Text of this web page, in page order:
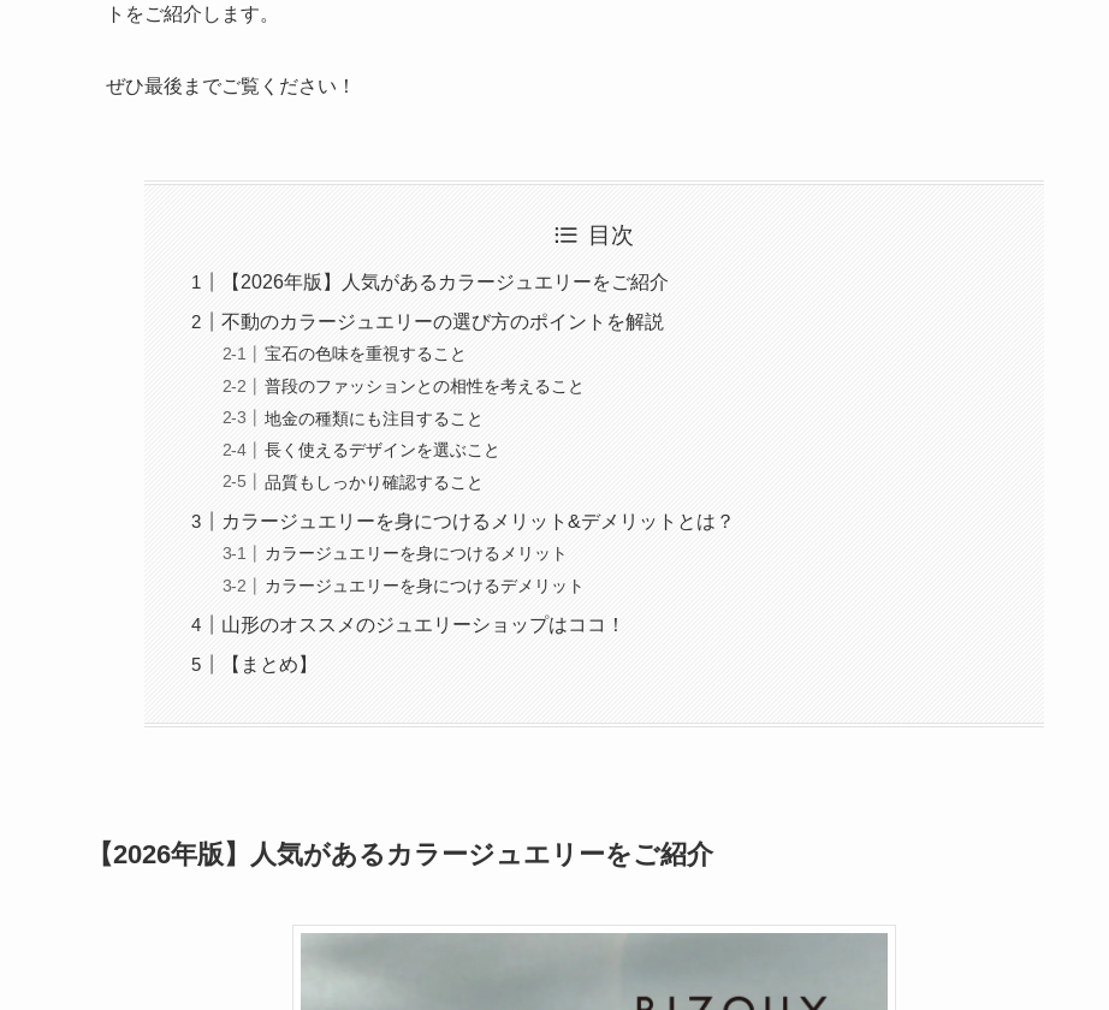
トをご紹介します。
ぜひ最後までご覧ください！
目次
【2026年版】人気があるカラージュエリーをご紹介
不動のカラージュエリーの選び方のポイントを解説
宝石の色味を重視すること
普段のファッションとの相性を考えること
地金の種類にも注目すること
長く使えるデザインを選ぶこと
品質もしっかり確認すること
カラージュエリーを身につけるメリット&デメリットとは？
カラージュエリーを身につけるメリット
カラージュエリーを身につけるデメリット
山形のオススメのジュエリーショップはココ！
【まとめ】
【2026年版】人気があるカラージュエリーをご紹介